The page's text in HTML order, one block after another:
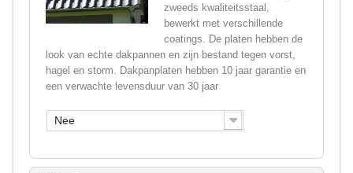
zweeds kwaliteitsstaal,
bewerkt met verschillende
coatings. De platen hebben de
look van echte dakpannen en zijn bestand tegen vorst,
hagel en storm. Dakpanplaten hebben 10 jaar garantie en
een verwachte levensduur van 30 jaar
Nee